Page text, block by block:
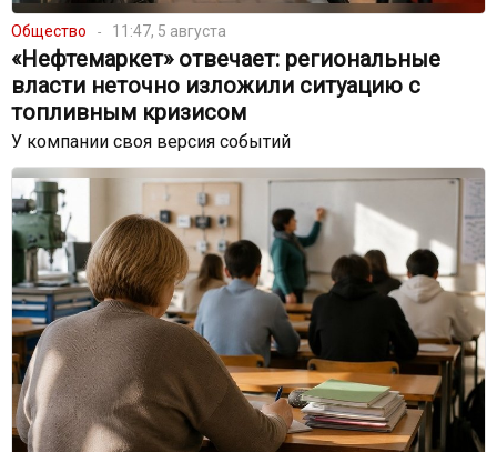
Общество 11:47, 5 августа
«Нефтемаркет» отвечает: региональные
власти неточно изложили ситуацию с
топливным кризисом
У компании своя версия событий